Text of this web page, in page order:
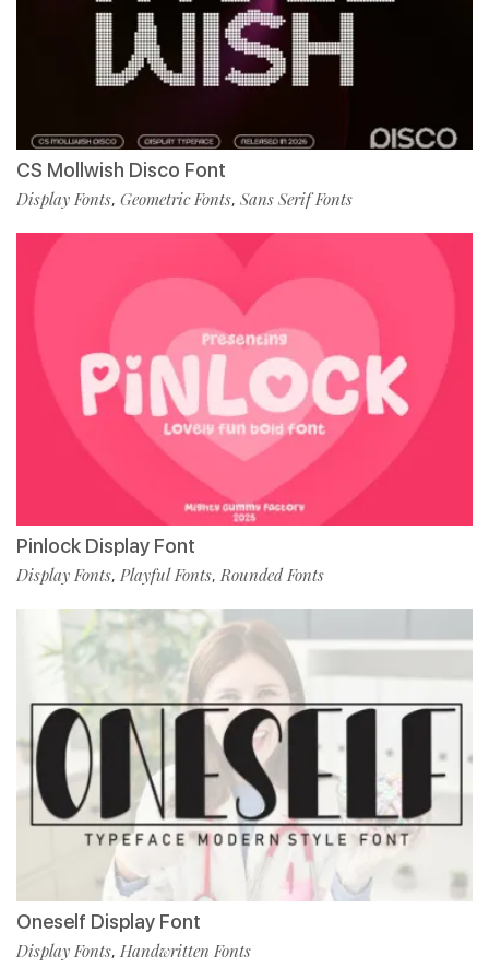
CS Mollwish Disco Font
Display Fonts, Geometric Fonts, Sans Serif Fonts
Pinlock Display Font
Display Fonts, Playful Fonts,Rounded Fonts
Oneself Display Font
Display Fonts, Handwritten Fonts